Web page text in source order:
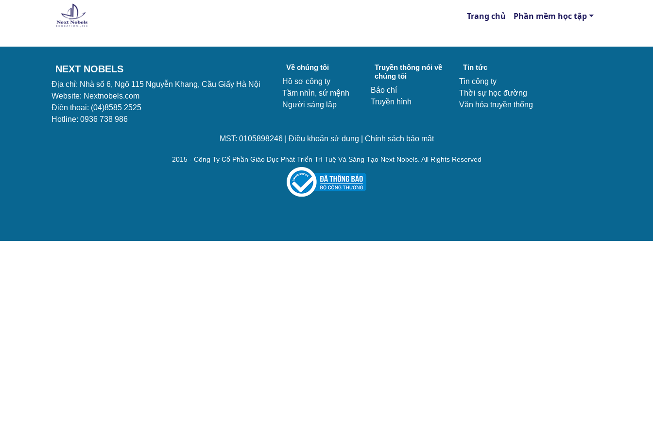
Trang chủ Phần mềm học tập
NEXT NOBELS
Địa chỉ: Nhà số 6, Ngõ 115 Nguyễn Khang, Cầu Giấy Hà Nội
Website: Nextnobels.com
Điện thoại: (04)8585 2525
Hotline: 0936 738 986
Về chúng tôi
Hồ sơ công ty
Tầm nhìn, sứ mệnh
Người sáng lập
Truyền thông nói về
chúng tôi
Báo chí
Truyền hình
Tin tức
Tin công ty
Thời sự học đường
Văn hóa truyền thống
MST: 0105898246 | Điều khoản sử dụng Chính sách bảo mật
2015 - Công Ty Cổ Phần Giáo Dục Phát Triển Trí Tuệ Và Sáng Tạo Next Nobels. All Rights Reserved